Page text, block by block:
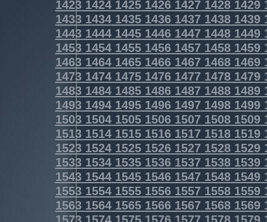
1423142414251426142714281429
1433143414351436143714381439
1443144414451446144714481449
1453145414551456145714581459
1463146414651466146714681469
1473147414751476147714781479
1483148414851486148714881489
1493149414951496149714981499
1503150415051506150715081509
1513151415151516151715181519
1523152415251526152715281529
1533153415351536153715381539
1543154415451546154715481549
1553155415551556155715581559
1563156415651566156715681569